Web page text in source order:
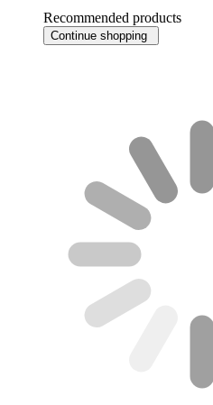
Recommended products
Continue shopping